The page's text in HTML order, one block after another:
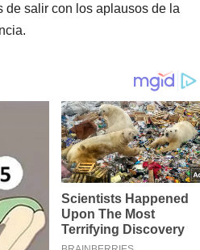
de salir con los aplausos de la